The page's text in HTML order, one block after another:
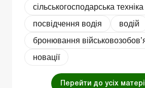
сільськогосподарська техніка
посвідчення водія
водій
бронювання
новації
Перейти до усіх